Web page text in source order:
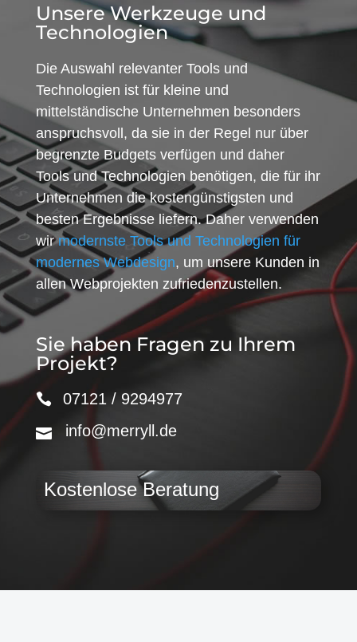
Unsere Werkzeuge und
Technologien
Die Auswahl relevanter Tools und
Technologien ist für kleine und
mittelständische Unternehmen besonders
anspruchsvoll, da sie in der Regel nur über
begrenzte Budgets verfügen und daher
Tools und Technologien benötigen, die für ihr
Unternehmen die kostengünstigsten und
besten Ergebnisse liefern. Daher verwenden
wirmodernste Tools und Technologien für
modernes Webdesign, um unsere Kunden in
allen Webprojekten zufriedenzustellen.
Sie haben Fragen zu Ihrem
Projekt?
07121 / 9294977
info@merryll.de
Kostenlose Beratung